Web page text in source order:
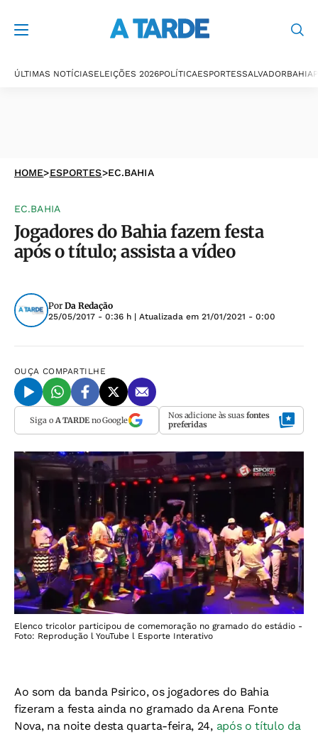
ÚLTIMAS NOTÍCIASELEIÇÕES 2026POLÍTICAESPORTESSALVADORBAHIA
HOME>ESPORTES>EC.BAHIA
EC.BAHIA
Jogadores do Bahia fazem festa
após o título; assista a vídeo
Por Da Redação
25/05/2017 - 0:36 h | Atualizada em 21/01/2021 - 0:00
OUÇA COMPARTILHE
Siga o A TARDEno Google Nos adicione às suas fontes
preferidas
Elenco tricolor participou de comemoração no gramado do estádio -
Foto: Reprodução l YouTube l Esporte Interativo
Ao som da banda Psirico, os jogadores do Bahia
fizeram a festa ainda no gramado da Arena Fonte
Nova, na noite desta quarta-feira, 24, após o título da